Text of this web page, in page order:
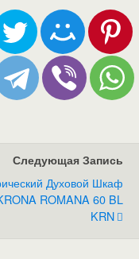
Следующая Запись
Духовой Шкаф
ROMANA 60 BL
KRN